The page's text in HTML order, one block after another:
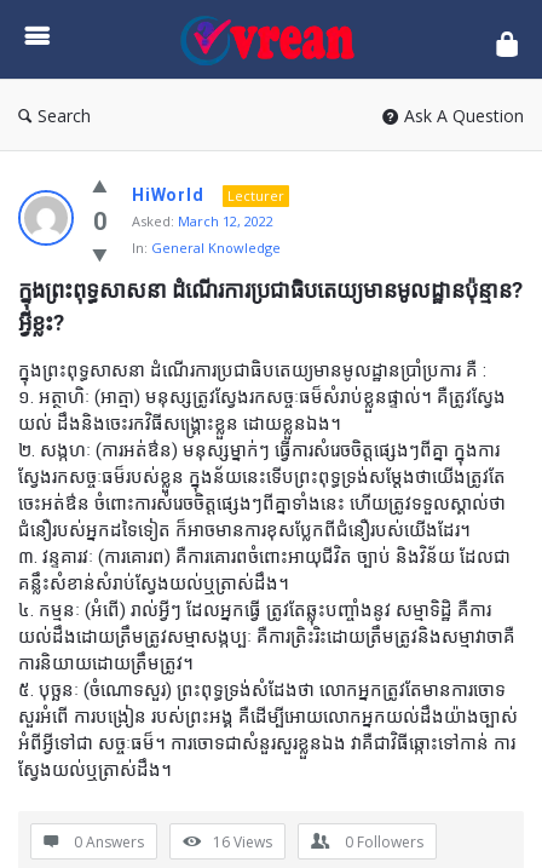
vrean.com
Search Ask A Question
0
HiWorld
Lecturer
Asked: March 12, 2022
In: General Knowledge
ក្នុងព្រះពុទ្ធសាសនា ដំណើរការប្រជាធិបតេយ្យមានមូលដ្ឋានប៉ុន្មាន?
អ្វីខ្លះ?
ក្នុងព្រះពុទ្ធសាសនា ដំណើរការប្រជាធិបតេយ្យមានមូលដ្ឋានប្រាំប្រការ គឺ :
១. អត្ថាហិៈ (អាត្មា) មនុស្សត្រូវស្វែងរកសច្ចៈធម៏សំរាប់ខ្លួនផ្ទាល់។ គឺត្រូវស្វែង
យល់ ដឹងនិងចេះរកវិធីសង្គ្រោះខ្លួន ដោយខ្លួនឯង។
២. សង្កហៈ (ការអត់ឳន) មនុស្សម្នាក់ៗ ធ្វើការសំរេចចិត្តផ្សេងៗពីគ្នា ក្នុងការ
ស្វែងរកសច្ចៈធម៏របស់ខ្លួន ក្នុងន័យនេះទើបព្រះពុទ្ធទ្រង់សម្តែងថាយើងត្រូវតែ
ចេះអត់ឳន ចំពោះការសំរេចចិត្តផ្សេងៗពីគ្នាទាំងនេះ ហើយត្រូវទទួលស្គាល់ថា
ជំនឿរបស់អ្នកដទៃទៀត ក៏អាចមានការខុសប្លែកពីជំនឿរបស់យើងដែរ។
៣. វន្ទគារវៈ (ការគោរព) គឺការគោរពចំពោះអាយុជីវិត ច្បាប់ និងវិន័យ ដែលជា
គន្លឹះសំខាន់សំរាប់ស្វែងយល់ឬត្រាស់ដឹង។
៤. កម្មនៈ (អំពើ) រាល់អ្វីៗ ដែលអ្នកធ្វើ ត្រូវតែឆ្លុះបញ្ចាំងនូវ សម្មាទិដ្ឋិ គឺការ
យល់ដឹងដោយត្រឹមត្រូវសម្មាសង្កប្បៈ គឺការត្រិះរិះដោយត្រឹមត្រូវនិងសម្មាវាចាគឺ
ការនិយាយដោយត្រឹមត្រូវ។
៥. បុច្ឆនៈ (ចំណោទសួរ) ព្រះពុទ្ធទ្រង់សំដែងថា លោកអ្នកត្រូវតែមានការចោទ
សួរអំពើ ការបង្រៀន របស់ព្រះអង្គ គឺដើម្បីអោយលោកអ្នកយល់ដឹងយ៉ាងច្បាស់
អំពីអ្វីទៅជា សច្ចៈធម៏។ ការចោទជាសំនួរសួរខ្លួនឯង វាគឺជាវិធីឆ្កោះទៅកាន់ ការ
ស្វែងយល់ឬត្រាស់ដឹង។
0 Answers 16Views 0 Followers